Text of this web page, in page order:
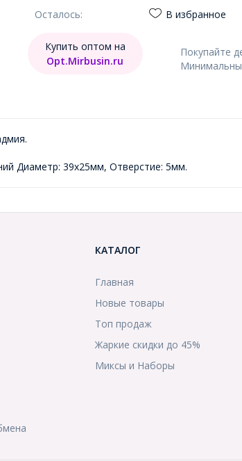
Осталось:
В избранное
Покупайте
Купить оптом на
Opt.Mirbusin.ru
Диаметр: 39х25мм, Отверстие: 5мм.
КАТАЛОГ
Главная
Новые товары
Топ продаж
Жаркие скидки до 45%
Миксы и Наборы